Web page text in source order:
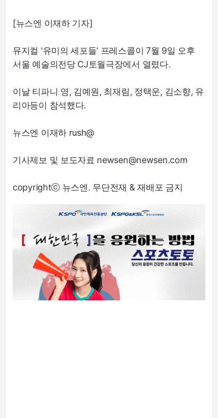
[뉴스엔 이재하 기자]
뮤지컬 '유미의 세포들' 프레스콜이 7월 9일 오후
서울 예술의전당 CJ토월극장에서 열렸다.
이날 티파니 영, 김예원, 최재림, 정택운, 김소향, 유
리아등이 참석했다.
뉴스엔 이재하 rush@
기사제보 및 보도자료 newsen@newsen.com
copyrightⓒ 뉴스엔. 무단전재 & 재배포 금지